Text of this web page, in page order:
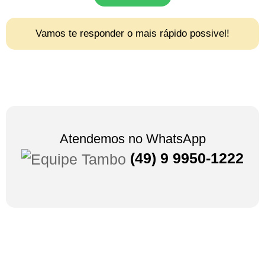
Vamos te responder o mais rápido possivel!
Atendemos no WhatsApp
(49) 9 9950-1222